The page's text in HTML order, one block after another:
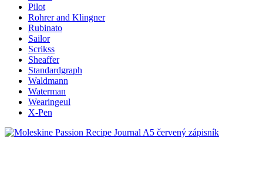
Pilot
Rohrer and Klingner
Rubinato
Sailor
Scrikss
Sheaffer
Standardgraph
Waldmann
Waterman
Wearingeul
X-Pen